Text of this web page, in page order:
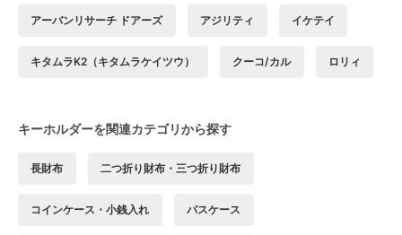
アーバンリサーチ ドアーズ アジリティ イケテイ
キタムラK2（キタムラケイツウ） クーコ/カル ロリィ
キーホルダーを関連カテゴリから探す
長財布 二つ折り財布・三つ折り財布
コインケース・小銭入れ パスケース